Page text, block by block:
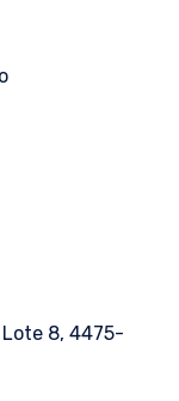
Lote 8, 4475-